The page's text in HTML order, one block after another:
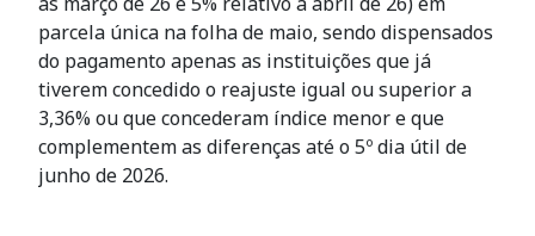
parcela única na folha de maio, sendo dispensados
do pagamento apenas as instituições que já
tiverem concedido o reajuste igual ou superior a
3,36% ou que concederam índice menor e que
complementem as diferenças até o 5º dia útil de
junho de 2026.